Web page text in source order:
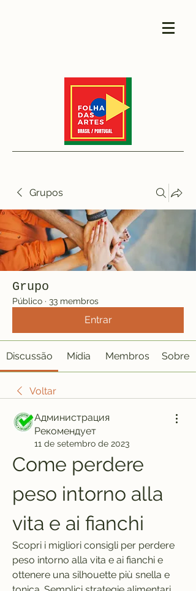
Grupos
Grupo
Público · 33 membros
Entrar
Discussão Mídia Membros Sobre
Voltar
Администрация
Рекомендует
11 de setembro de 2023
Come perdere
peso intorno alla
vita e ai fianchi
Scopri i migliori consigli per perdere
peso intorno alla vita e ai fianchi e
ottenere una silhouette più snella e